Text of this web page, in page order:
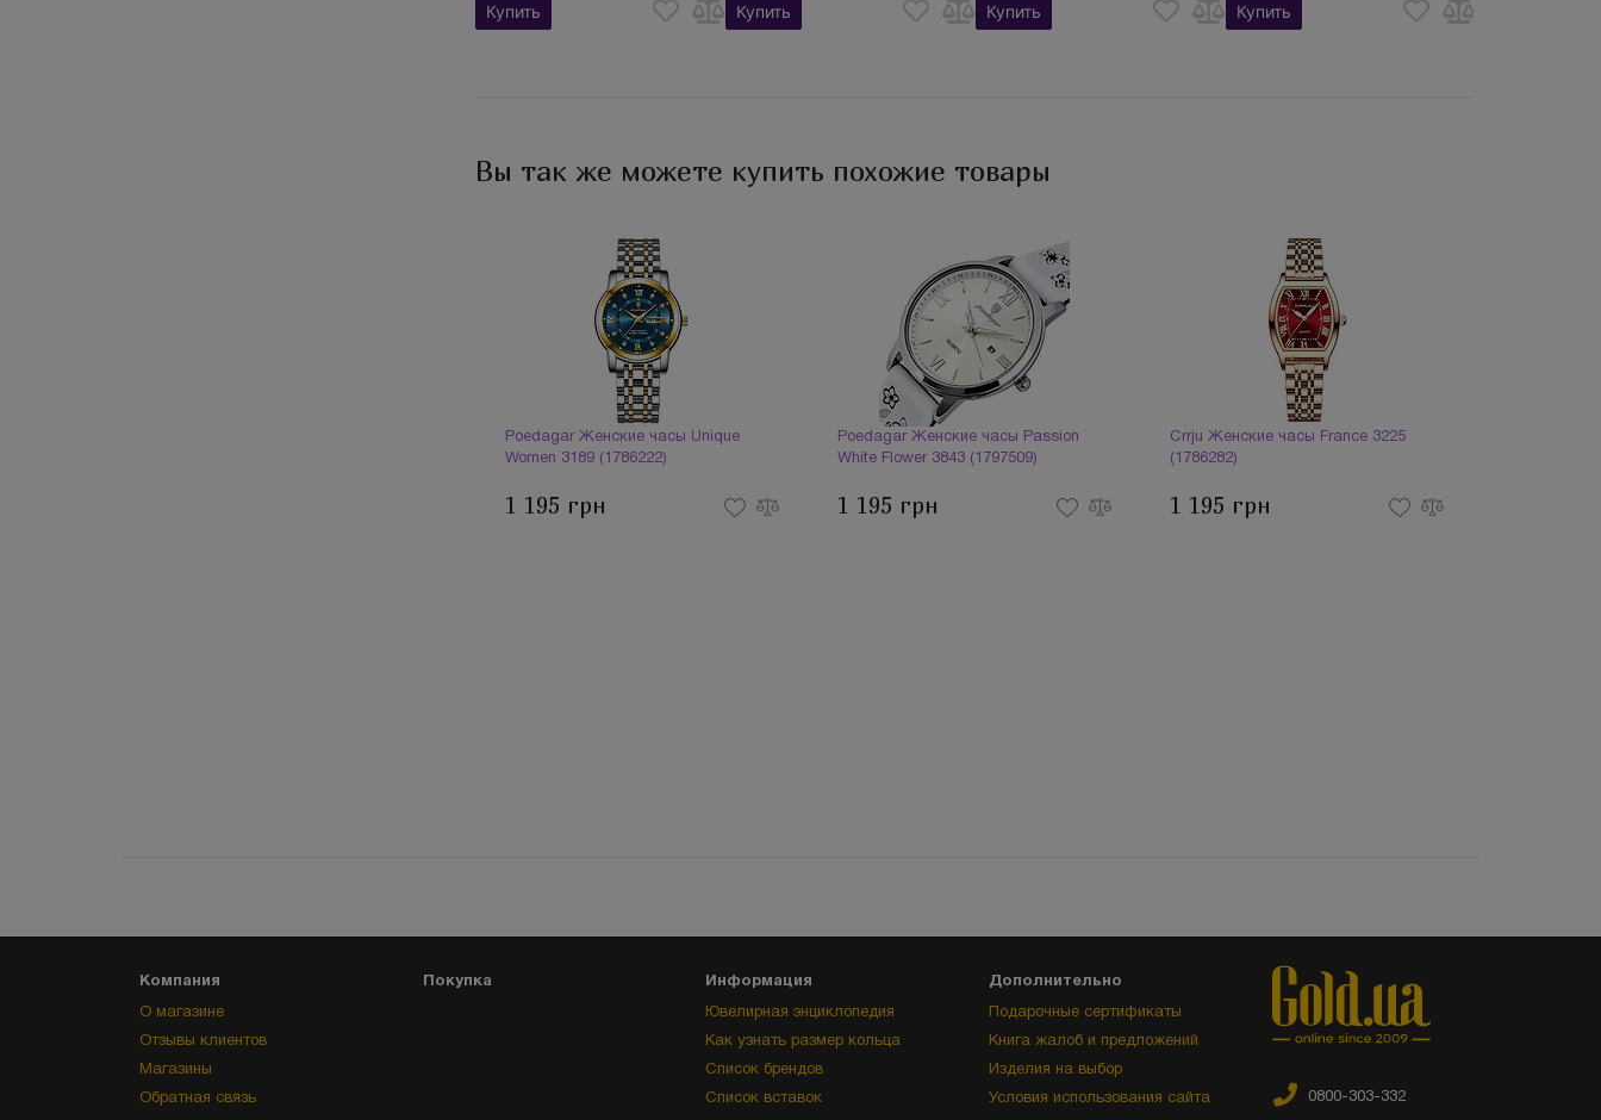
Купить Купить Купить Купить
Вы так же можете купить похожие товары
Poedagar Женские часы Unique
Women 3189 (1786222)
1 195 грн
Poedagar Женские часы Passion
White Flower 3843 (1797509)
1 195 грн
Crrju Женские часы France 3225
(1786282)
1 195 грн
Компания
О магазине
Отзывы клиентов
Магазины
Обратная связь
Покупка Информация
Ювелирная энциклопедия
Как узнать размер кольца
Список брендов
Список вставок
Дополнительно
Подарочные сертификаты
Книга жалоб и предложений
Изделия на выбор
Условия использования сайта
0800-303-332